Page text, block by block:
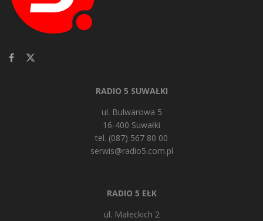
RADIO 5 SUWAŁKI
ul. Bulwarowa 5
16-400 Suwałki
tel. (087) 567 80 00
serwis@radio5.com.pl
RADIO 5 EŁK
ul. Małeckich 2